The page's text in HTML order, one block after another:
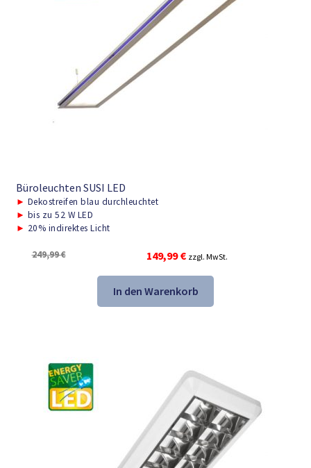
Büroleuchten SUSI LED
► Dekostreifen blau durchleuchtet
► bis zu 52 W LED
► 20% indirektes Licht
249,99€
Ursprünglicher
Preis
war:
249,99 €
149,99€Aktueller
Preis
ist:
149,99 €.
zzgl. MwSt.
In den Warenkorb